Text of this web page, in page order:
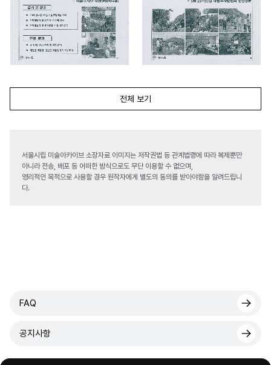
전체 보기
서울시립 미술아카이브 소장자료 이미지는 저작권법 등 관계법령에 따라 복제뿐만
아니라 전송, 배포 등 어떠한 방식으로도 무단 이용할 수 없으며,
영리적인 목적으로 사용할 경우 원작자에게 별도의 동의를 받아야함을 알려드립니
다.
FAQ
공지사항